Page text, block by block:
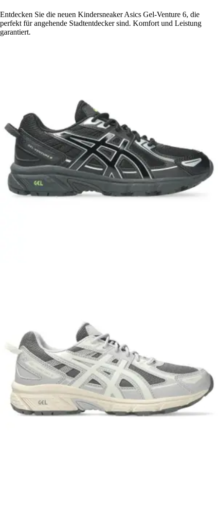
Entdecken Sie die neuen Kindersneaker Asics Gel-Venture 6, die
perfekt für angehende Stadtentdecker sind. Komfort und Leistung
garantiert.